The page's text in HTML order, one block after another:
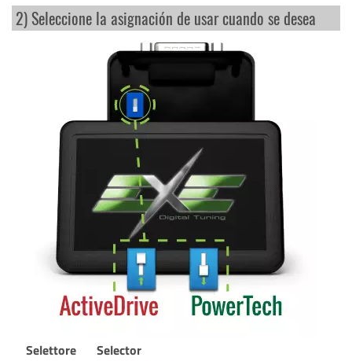
2) Seleccione la asignación de usar cuando se desea
Selettore Selector